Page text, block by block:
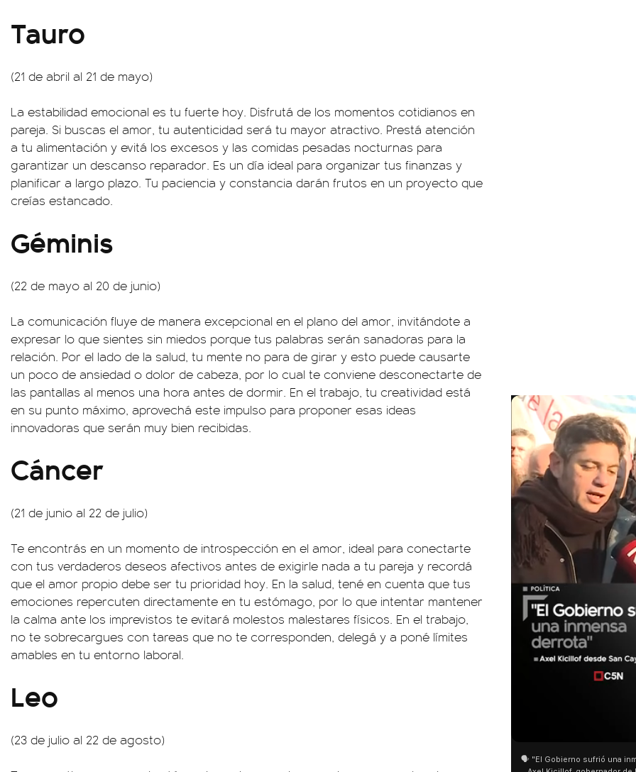
Tauro
(21 de abril al 21 de mayo)
La estabilidad emocional es tu fuerte hoy. Disfrutá de los momentos cotidianos en
pareja. Si buscas el amor, tu autenticidad será tu mayor atractivo. Prestá atención
a tu alimentación y evitá los excesos y las comidas pesadas nocturnas para
garantizar un descanso reparador. Es un día ideal para organizar tus finanzas y
planificar a largo plazo. Tu paciencia y constancia darán frutos en un proyecto que
creías estancado.
Géminis
(22 de mayo al 20 de junio)
La comunicación fluye de manera excepcional en el plano del amor, invitándote a
expresar lo que sientes sin miedos porque tus palabras serán sanadoras para la
relación. Por el lado de la salud, tu mente no para de girar y esto puede causarte
un poco de ansiedad o dolor de cabeza, por lo cual te conviene desconectarte de
las pantallas al menos una hora antes de dormir. En el trabajo, tu creatividad está
en su punto máximo, aprovechá este impulso para proponer esas ideas
innovadoras que serán muy bien recibidas.
Cáncer
(21 de junio al 22 de julio)
Te encontrás en un momento de introspección en el amor, ideal para conectarte
con tus verdaderos deseos afectivos antes de exigirle nada a tu pareja y recordá
que el amor propio debe ser tu prioridad hoy. En la salud, tené en cuenta que tus
emociones repercuten directamente en tu estómago, por lo que intentar mantener
la calma ante los imprevistos te evitará molestos malestares físicos. En el trabajo,
no te sobrecargues con tareas que no te corresponden, delegá y a poné límites
amables en tu entorno laboral.
Leo
(23 de julio al 22 de agosto)
🗣️ "El Gobierno sufrió una